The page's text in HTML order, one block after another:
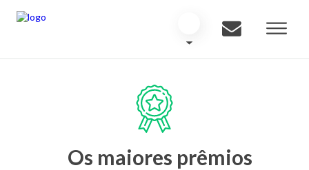
Os maiores prêmios